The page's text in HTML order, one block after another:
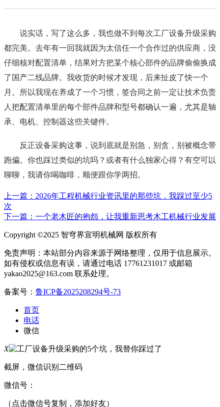
说实话，写了这么多，我也做不到每次工厂设备升级采购
都完美。去年有一回我就因为太信任一个合作过的供应商，没
仔细核对配置清单，结果对方把某个核心部件的品牌偷偷换成
了国产二线品牌。我收货的时候才发现，后来扯皮了快一个
月。所以我现在养成了一个习惯，签合同之前一定让技术负责
人把配置清单里的每个部件品牌和型号都确认一遍，尤其是轴
承、电机、控制器这些关键件。
反正设备采购这事，说到底就是别急，别贪，别被概念带
跑偏。你也踩过类似的坑吗？或者有什么独家心得？有空可以
聊聊，我请你喝咖啡，顺便跟你学两招。
上一篇：2026年工程机械行业资讯里的那些坑，我踩过至少5
次
下一篇：一个老木匠的抱怨，让我重新思考木工机械行业发展
Copyright ©2025 智穹界宣明机械网 版权所有
免责声明：本站部分内容来源于网络整理，仅用于信息展示。
如有侵权或信息有误，请通过电话 17761231017 或邮箱
yakao2025@163.com 联系处理。
备案号： 鲁ICP备2025208294号-73
首页
电话
微信
X
截屏，微信识别二维码
微信号：
（点击微信号复制，添加好友）